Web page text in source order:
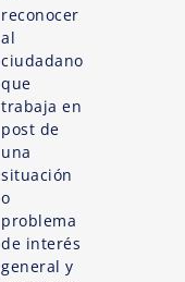
reconocer
al
ciudadano
que
trabaja en
post de
una
situación
o
problema
de interés
general y